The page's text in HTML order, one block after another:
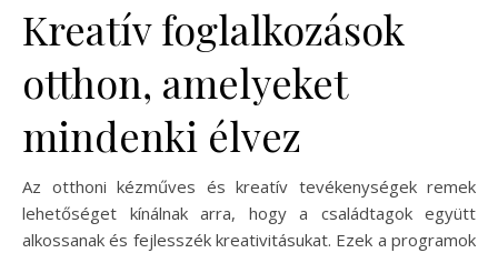
Kreatív foglalkozások
otthon, amelyeket
mindenki élvez
Az otthoni kézműves és kreatív tevékenységek remek
lehetőséget kínálnak arra, hogy a családtagok együtt
alkossanak és fejlesszék kreativitásukat. Ezek a programok